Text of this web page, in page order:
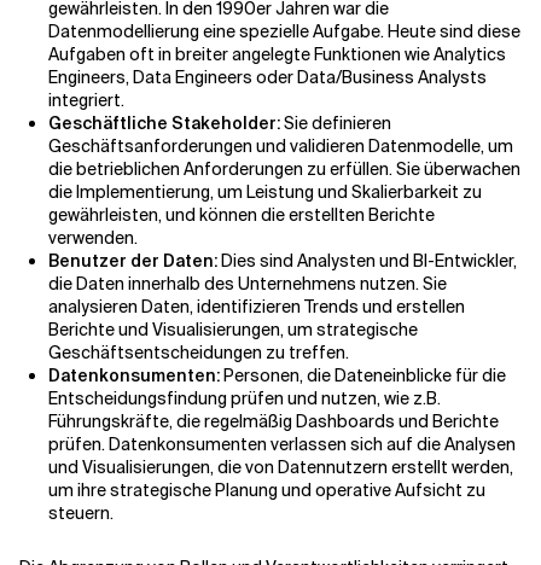
gewährleisten. In den 1990er Jahren war die
Datenmodellierung eine spezielle Aufgabe. Heute sind diese
Aufgaben oft in breiter angelegte Funktionen wie Analytics
Engineers, Data Engineers oder Data/Business Analysts
integriert.
Geschäftliche Stakeholder:Sie definieren
Geschäftsanforderungen und validieren Datenmodelle, um
die betrieblichen Anforderungen zu erfüllen. Sie überwachen
die Implementierung, um Leistung und Skalierbarkeit zu
gewährleisten, und können die erstellten Berichte
verwenden.
Benutzer der Daten:Dies sind Analysten und BI-Entwickler,
die Daten innerhalb des Unternehmens nutzen. Sie
analysieren Daten, identifizieren Trends und erstellen
Berichte und Visualisierungen, um strategische
Geschäftsentscheidungen zu treffen.
Datenkonsumenten:Personen, die Dateneinblicke für die
Entscheidungsfindung prüfen und nutzen, wie z.B.
Führungskräfte, die regelmäßig Dashboards und Berichte
prüfen. Datenkonsumenten verlassen sich auf die Analysen
und Visualisierungen, die von Datennutzern erstellt werden,
um ihre strategische Planung und operative Aufsicht zu
steuern.